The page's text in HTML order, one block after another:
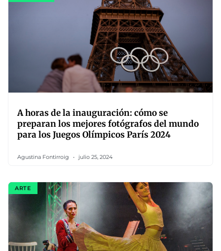
A horas de la inauguración: cómo se
preparan los mejores fotógrafos del mundo
para los Juegos Olímpicos París 2024
Agustina Fontirroig julio 25, 2024
ARTE